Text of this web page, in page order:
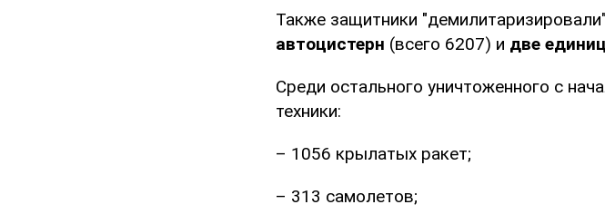
Также защитники "демилитаризировали"
автоцистерн (всего 6207) и две
Среди остального уничтоженного с
техники:
– 1056 крылатых ракет;
– 313 самолетов;